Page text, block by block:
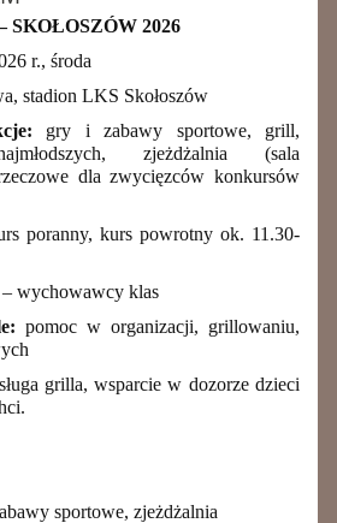
2026
r., środa
stadion LKS Skołoszów
gry i zabawy sportowe, grill,
zjeżdżalnia (sala
dla zwycięzców konkursów
poranny, kurs powrotny ok. 11.30-
– wychowawcy klas
pomoc w organizacji, grillowaniu,
grilla, wsparcie w dozorze dzieci
sportowe, zjeżdżalnia